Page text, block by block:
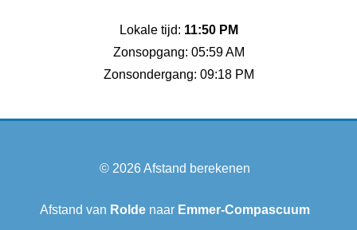
Lokale tijd: 11:50 PM
Zonsopgang: 05:59 AM
Zonsondergang: 09:18 PM
© 2026Afstand berekenen
Afstand van Roldenaar Emmer-Compascuum